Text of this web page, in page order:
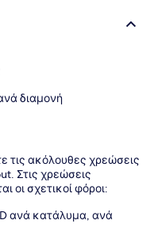
διαμονή
τις ακόλουθες χρεώσεις
Στις χρεώσεις
οι σχετικοί φόροι:
ανά κατάλυμα, ανά